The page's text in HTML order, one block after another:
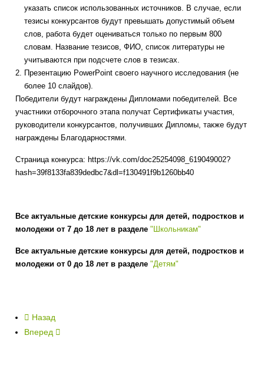
указать список использованных источников. В случае, если
тезисы конкурсантов будут превышать допустимый объем
слов, работа будет оцениваться только по первым 800
словам. Название тезисов, ФИО, список литературы не
учитываются при подсчете слов в тезисах.
Презентацию PowerPoint своего научного исследования (не
более 10 слайдов).
Победители будут награждены Дипломами победителей. Все
участники отборочного этапа получат Сертификаты участия,
руководители конкурсантов, получивших Дипломы, также будут
награждены Благодарностями.
Страница конкурса: https://vk.com/doc25254098_619049002?
hash=39f8133fa839dedbc7&dl=f130491f9b1260bb40
Все актуальные детские конкурсы для детей, подростков и
молодежи от 7 до 18 лет в разделе"Школьникам"
Все актуальные детские конкурсы для детей, подростков и
молодежи от 0 до 18 лет в разделе"Детям"
Назад
Вперед